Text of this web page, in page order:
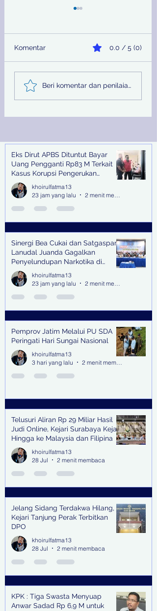
Sinergi Bea Cukai dan
Satgaspam Lanudal
Juanda Gagalkan
Komentar 0.0 / 5 (0)
Beri komentar dan penilaian...
Recent Posts
Eks Dirut APBS Dituntut Bayar
Uang Pengganti Rp83 M Terkait
Kasus Korupsi Pengerukan
Tanjung Perak
khoirulfatma13
23 jam yang lalu
Sinergi Bea Cukai dan Satgaspam
Lanudal Juanda Gagalkan
Penyelundupan Narkotika di
Bandara Juanda
khoirulfatma13
23 jam yang lalu
Pemprov Jatim Melalui PU SDA
Peringati Hari Sungai Nasional
khoirulfatma13
3 hari yang lalu
Telusuri Aliran Rp 29 Miliar Hasil
Judi Online, Kejari Surabaya Kejar
Hingga ke Malaysia dan Filipina
khoirulfatma13
28 Jul
2 menit membaca
Jelang Sidang Terdakwa Hilang,
Kejari Tanjung Perak Terbitkan
DPO
khoirulfatma13
28 Jul
2 menit membaca
KPK : Tiga Swasta Menyuap
Anwar Sadad Rp 6,9 M untuk